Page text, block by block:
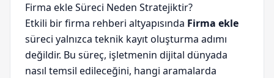
Firma ekle Süreci Neden Stratejiktir?
Etkili bir firma rehberi altyapısında Firma ekle
süreci yalnızca teknik kayıt oluşturma adımı
değildir. Bu süreç, işletmenin dijital dünyada
nasıl temsil edileceğini, hangi aramalarda